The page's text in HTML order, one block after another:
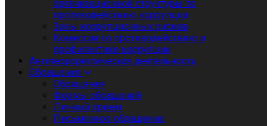
организационной структуры по
противодействию коррупции
Зоны коррупционных рисков
Комиссия по противодействию и
профилактике коррупции
Антитеррористическая деятельность
Обращения
Обращения
Формы обращений
Личный приём
Письменное обращение